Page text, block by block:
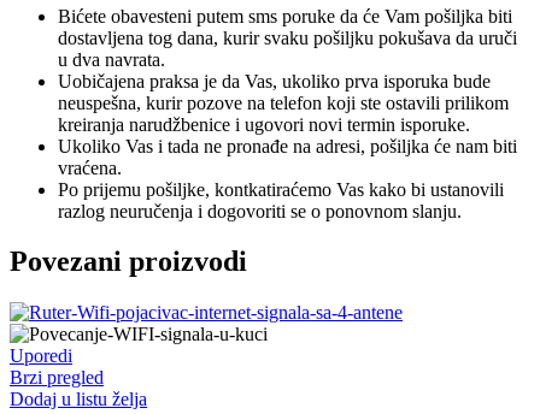
Bićete obavesteni putem sms poruke da će Vam pošiljka biti
dostavljena tog dana, kurir svaku pošiljku pokušava da uruči
u dva navrata.
Uobičajena praksa je da Vas, ukoliko prva isporuka bude
neuspešna, kurir pozove na telefon koji ste ostavili prilikom
kreiranja narudžbenice i ugovori novi termin isporuke.
Ukoliko Vas i tada ne pronađe na adresi, pošiljka će nam biti
vraćena.
Po prijemu pošiljke, kontkatiraćemo Vas kako bi ustanovili
razlog neuručenja i dogovoriti se o ponovnom slanju.
Povezani proizvodi
Uporedi
Brzi pregled
Dodaj u listu želja